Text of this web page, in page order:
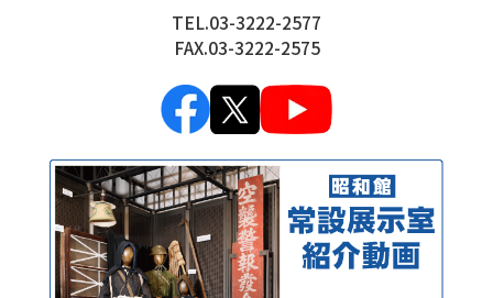
TEL.03-3222-2577
FAX.03-3222-2575